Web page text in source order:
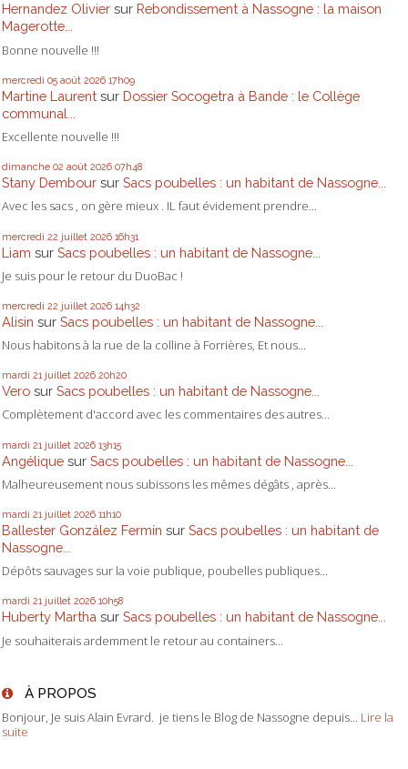
Hernandez Olivier sur Rebondissement à Nassogne : la maison
Magerotte...
Bonne nouvelle !!!
mercredi 05 août 2026 17h09
Martine Laurent sur Dossier Socogetra à Bande : le Collège
communal...
Excellente nouvelle !!!
dimanche 02 août 2026 07h48
Stany Dembour sur Sacs poubelles : un habitant de Nassogne...
Avec les sacs , on gère mieux . IL faut évidement prendre...
mercredi 22 juillet 2026 16h31
Liam sur Sacs poubelles : un habitant de Nassogne...
Je suis pour le retour du DuoBac !
mercredi 22 juillet 2026 14h32
Alisin sur Sacs poubelles : un habitant de Nassogne...
Nous habitons à la rue de la colline à Forrières, Et nous...
mardi 21 juillet 2026 20h20
Vero sur Sacs poubelles : un habitant de Nassogne...
Complètement d'accord avec les commentaires des autres...
mardi 21 juillet 2026 13h15
Angélique sur Sacs poubelles : un habitant de Nassogne...
Malheureusement nous subissons les mêmes dégâts , après...
mardi 21 juillet 2026 11h10
Ballester González Fermín sur Sacs poubelles : un habitant de
Nassogne...
Dépôts sauvages sur la voie publique, poubelles publiques...
mardi 21 juillet 2026 10h58
Huberty Martha sur Sacs poubelles : un habitant de Nassogne...
Je souhaiterais ardemment le retour au containers...
À PROPOS
Bonjour, Je suis Alain Evrard. je tiens le Blog de Nassogne depuis... Lire la
suite